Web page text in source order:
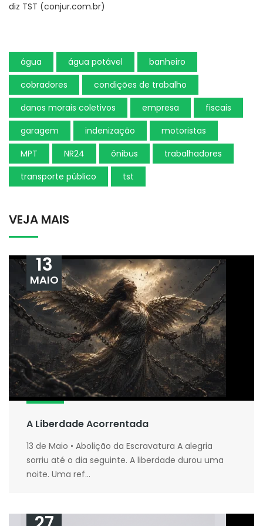
diz TST (conjur.com.br)
água água potável
banheiro
cobradores
condições de trabalho
danos morais coletivos
empresa
fiscais
garagem
indenização
motoristas
MPT
NR24 ônibus
trabalhadores
transporte público
tst
VEJA MAIS
A Liberdade Acorrentada
13
MAIO
13 de Maio • Abolição da Escravatura A alegria
sorriu até o dia seguinte. A liberdade durou uma
noite. Uma ref...